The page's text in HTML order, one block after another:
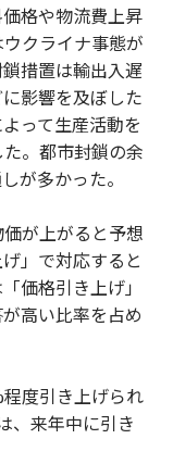
格や物流費上昇
クライナ事態が
措置は輸出入遅
影響を及ぼした
って生産活動を
。都市封鎖の余
が多かった。
が上がると予想
」で対応すると
価格引き上げ」
高い比率を占め
度引き上げられ
、来年中に引き